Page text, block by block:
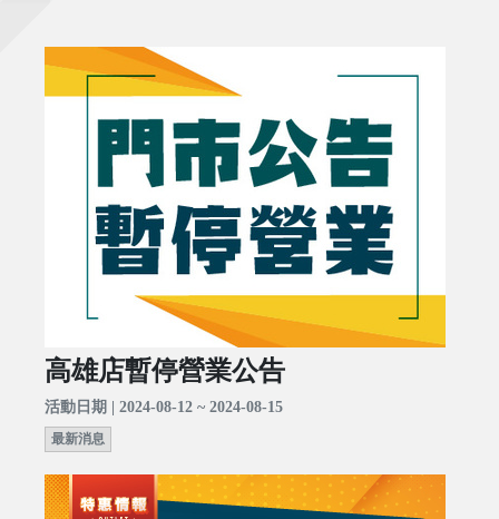
高雄店暫停營業公告
活動日期 | 2024-08-12 ~ 2024-08-15
最新消息